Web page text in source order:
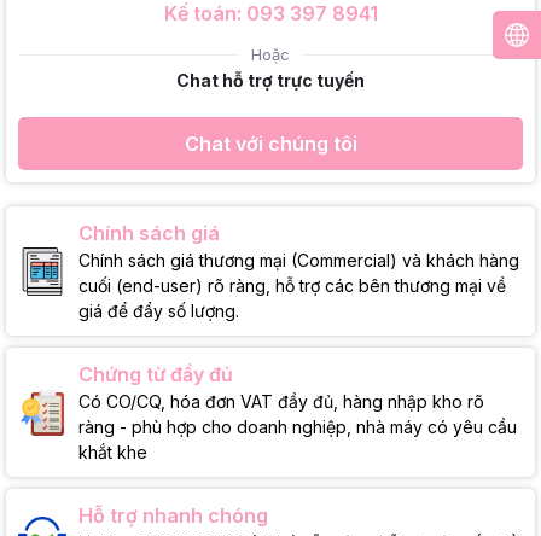
Kế toán: 093 397 8941
Hoặc
Chat hỗ trợ trực tuyến
Chat với chúng tôi
Chính sách giá
Chính sách giá thương mại (Commercial) và khách hàng
cuối (end-user) rõ ràng, hỗ trợ các bên thương mại về
giá để đẩy số lượng.
Chứng từ đầy đủ
Có CO/CQ, hóa đơn VAT đầy đủ, hàng nhập kho rõ
ràng - phù hợp cho doanh nghiệp, nhà máy có yêu cầu
khắt khe
Hỗ trợ nhanh chóng